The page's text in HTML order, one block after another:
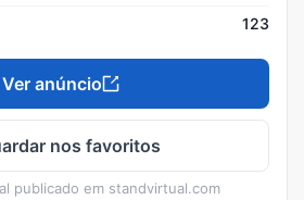
123
Ver anúncio
nos favoritos
publicado em standvirtual.com